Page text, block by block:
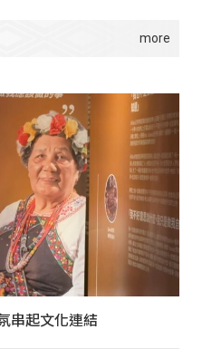
串起文化連結